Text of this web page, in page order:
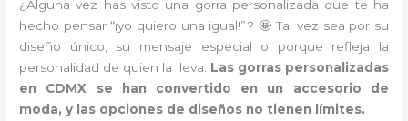
¿Alguna vez has visto una gorra personalizada que te ha
hecho pensar “¡yo quiero una igual!”? 🤩 Tal vez sea por su
diseño único, su mensaje especial o porque refleja la
personalidad de quien la lleva. Las gorras personalizadas
en CDMX se han convertido en un accesorio de
moda, y las opciones de diseños no tienen límites.